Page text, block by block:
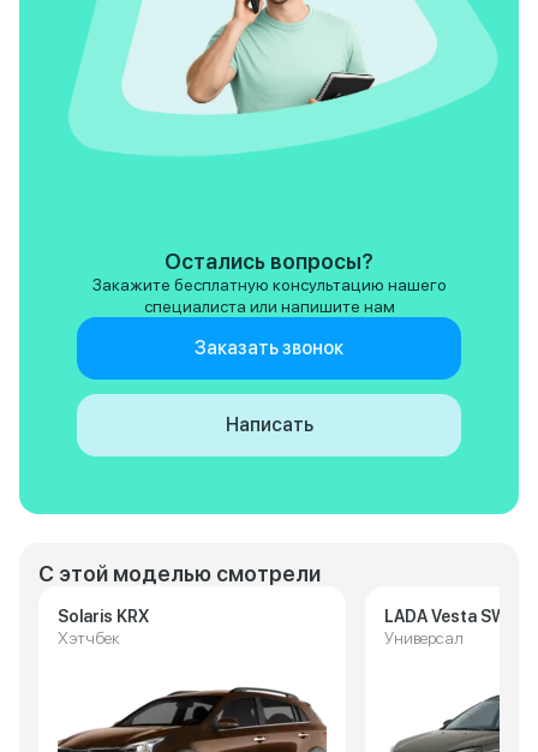
С этой моделью смотрели
Solaris KRX
Хэтчбек
LADA Vesta SW
Универсал
Остались вопросы?
Закажите бесплатную консультацию нашего
специалиста или напишите нам
Заказать звонок
Написать